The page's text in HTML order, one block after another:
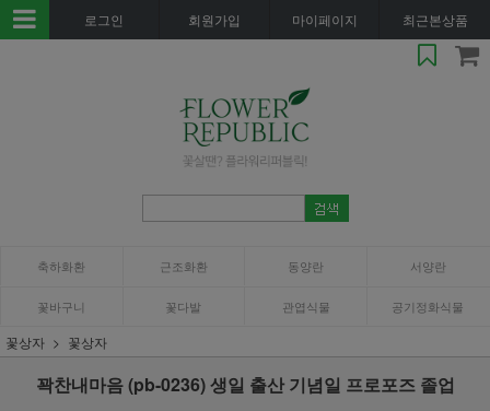
로그인 회원가입 마이페이지 최근본상품
축하화환 근조화환 동양란 서양란
꽃바구니 꽃다발 관엽식물 공기정화식물
꽃상자 꽃상자
꽉찬내마음 (pb-0236) 생일 출산 기념일 프로포즈 졸업